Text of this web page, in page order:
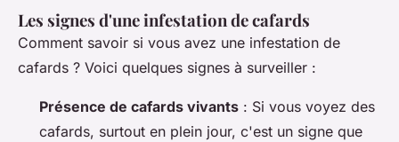
Les signes d'une infestation de cafards
Comment savoir si vous avez une infestation de
cafards ? Voici quelques signes à surveiller :
Présence de cafards vivants : Si vous voyez des
cafards, surtout en plein jour, c'est un signe que